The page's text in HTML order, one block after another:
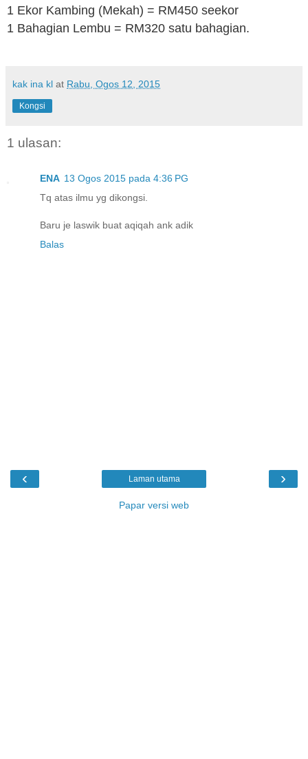
1 Ekor Kambing (Mekah) = RM450 seekor
1 Bahagian Lembu = RM320 satu bahagian.
kak ina kl at Rabu, Ogos 12, 2015
Kongsi
1 ulasan:
ENA 13 Ogos 2015 pada 4:36 PG
Tq atas ilmu yg dikongsi.
Baru je laswik buat aqiqah ank adik
Balas
‹ ›
Laman utama
Papar versi web